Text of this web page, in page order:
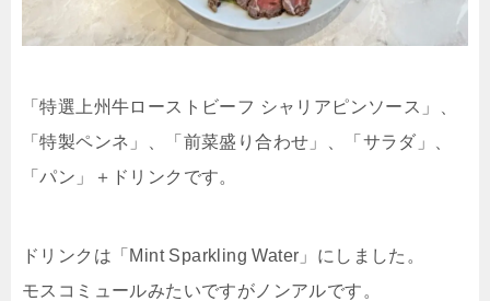
「特選上州牛ローストビーフ シャリアピンソース」、
「特製ペンネ」、「前菜盛り合わせ」、「サラダ」、
「パン」＋ドリンクです。
ドリンクは「Mint Sparkling Water」にしました。
モスコミュールみたいですがノンアルです。